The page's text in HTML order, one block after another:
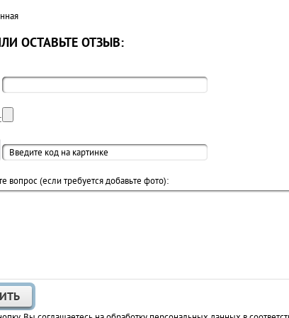
ОСТАВЬТЕ ОТЗЫВ:
вопрос (если требуется добавьте фото):